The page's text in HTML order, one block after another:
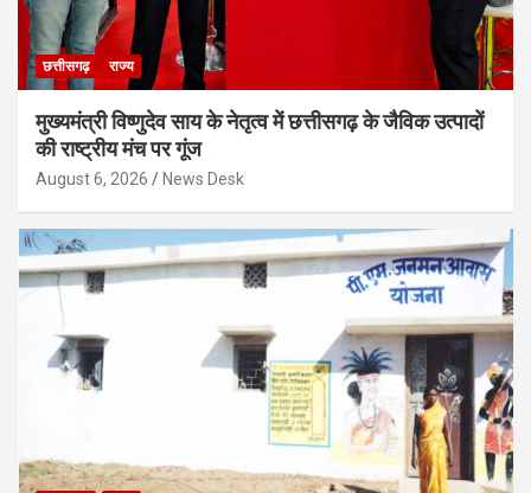
छत्तीसगढ़ राज्य
मुख्यमंत्री विष्णुदेव साय के नेतृत्व में छत्तीसगढ़ के जैविक उत्पादों
की राष्ट्रीय मंच पर गूंज
August 6, 2026 News Desk